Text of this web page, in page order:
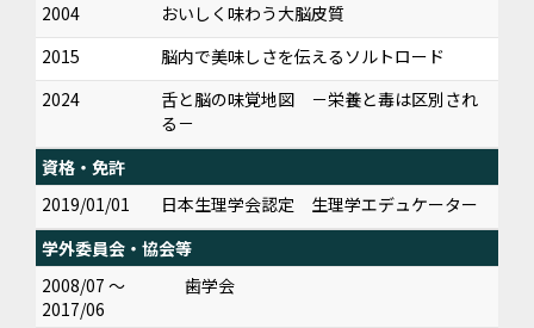
2004
おいしく味わう大脳皮質
2015
脳内で美味しさを伝えるソルトロード
2024
舌と脳の味覚地図 －栄養と毒は区別され
る－
資格・免許
2019/01/01
日本生理学会認定 生理学エデュケーター
学外委員会・協会等
2008/07 ～
2017/06
歯学会